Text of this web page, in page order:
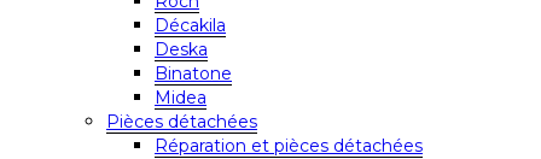
Décakila
Deska
Binatone
Midea
Pièces détachées
Réparation et pièces détachées